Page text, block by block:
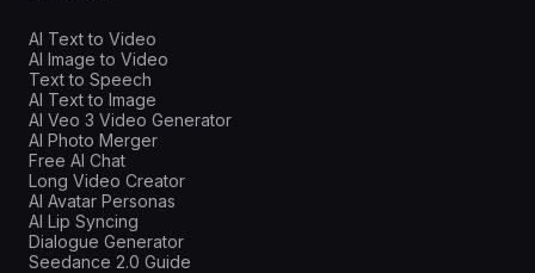
AI Text to Video
AI Image to Video
Text to Speech
AI Text to Image
AI Veo 3 Video Generator
AI Photo Merger
Free AI Chat
Long Video Creator
AI Avatar Personas
AI Lip Syncing
Dialogue Generator
Seedance 2.0 Guide